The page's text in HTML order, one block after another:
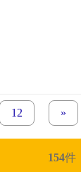
page
12 »
154件